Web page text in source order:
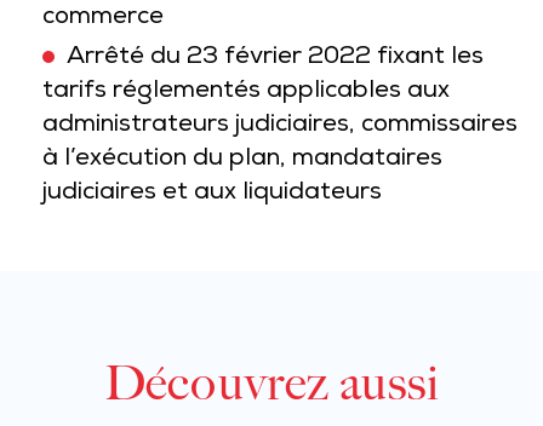
commerce
Arrêté du 23 février 2022 fixant les
tarifs réglementés applicables aux
administrateurs judiciaires, commissaires
à l’exécution du plan, mandataires
judiciaires et aux liquidateurs
Découvrez aussi